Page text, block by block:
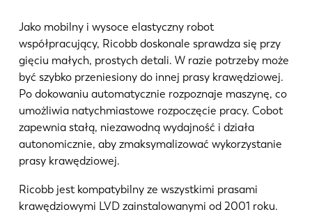
Jako mobilny i wysoce elastyczny robot
współpracujący, Ricobb doskonale sprawdza się przy
gięciu małych, prostych detali. W razie potrzeby może
być szybko przeniesiony do innej prasy krawędziowej.
Po dokowaniu automatycznie rozpoznaje maszynę, co
umożliwia natychmiastowe rozpoczęcie pracy. Cobot
zapewnia stałą, niezawodną wydajność i działa
autonomicznie, aby zmaksymalizować wykorzystanie
prasy krawędziowej.
Ricobb jest kompatybilny ze wszystkimi prasami
krawędziowymi LVD zainstalowanymi od 2001 roku.